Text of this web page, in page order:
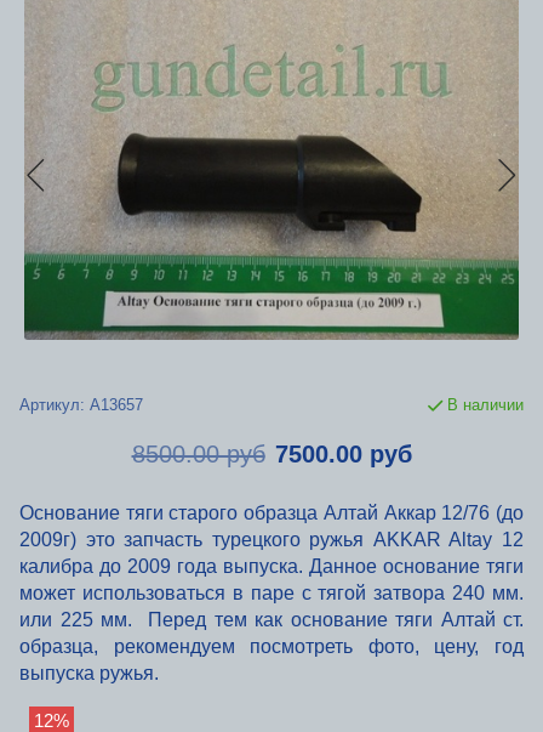
Артикул: А13657 В наличии
8500.00 руб 7500.00 руб
Основание тяги старого образца Алтай Аккар 12/76 (до
2009г) это запчасть турецкого ружья AKKAR Altay 12
калибра до 2009 года выпуска. Данное основание тяги
может использоваться в паре с тягой затвора 240 мм.
или 225 мм. Перед тем как основание тяги Алтай ст.
образца, рекомендуем посмотреть фото, цену, год
выпуска ружья.
12%